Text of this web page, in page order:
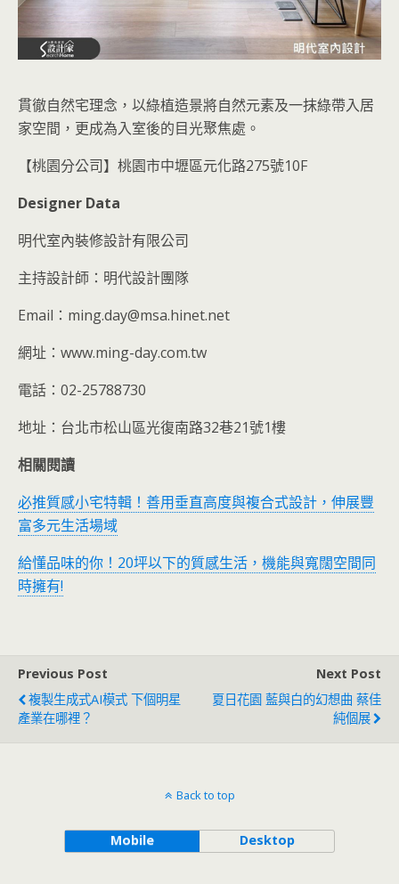
貫徹自然宅理念，以綠植造景將自然元素及一抹綠帶入居
家空間，更成為入室後的目光聚焦處。
【桃園分公司】桃園市中壢區元化路275號10F
Designer Data
明代室內裝修設計有限公司
主持設計師：明代設計團隊
Email：ming.day@msa.hinet.net
網址：www.ming-day.com.tw
電話：02-25788730
地址：台北市松山區光復南路32巷21號1樓
相關閱讀
必推質感小宅特輯！善用垂直高度與複合式設計，伸展豐
富多元生活場域
給懂品味的你！20坪以下的質感生活，機能與寬闊空間同
時擁有!
Previous Post
複製生成式AI模式 下個明星
產業在哪裡？
Next Post
夏日花園 藍與白的幻想曲 蔡佳
純個展
Back to top
Mobile Desktop